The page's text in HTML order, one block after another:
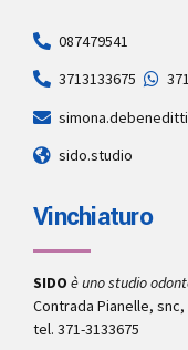
087479541
3713133675
sido.studio
Vinchiaturo
SIDO è uno studio
Contrada Pianelle, snc,
tel. 371-3133675